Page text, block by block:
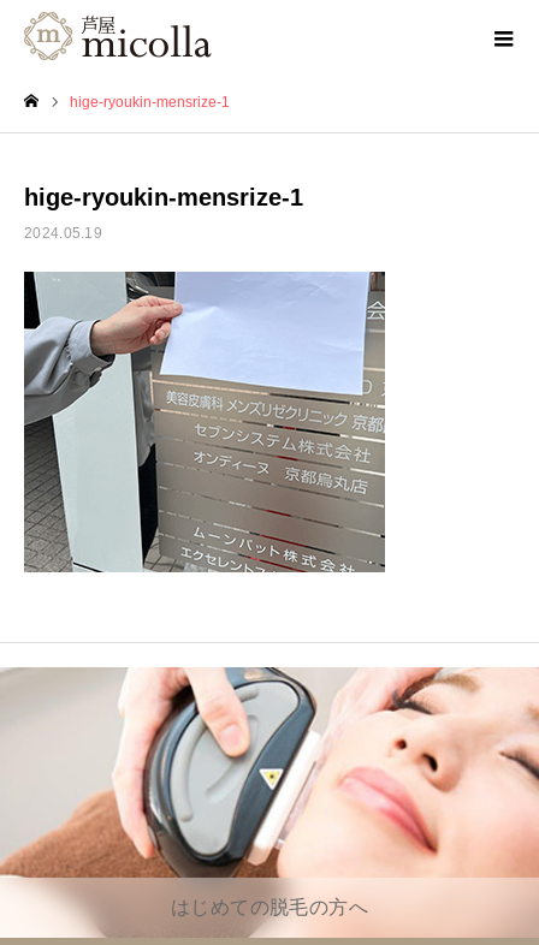
hige-ryoukin-mensrize-1
hige-ryoukin-mensrize-1
2024.05.19
はじめての脱毛の方へ